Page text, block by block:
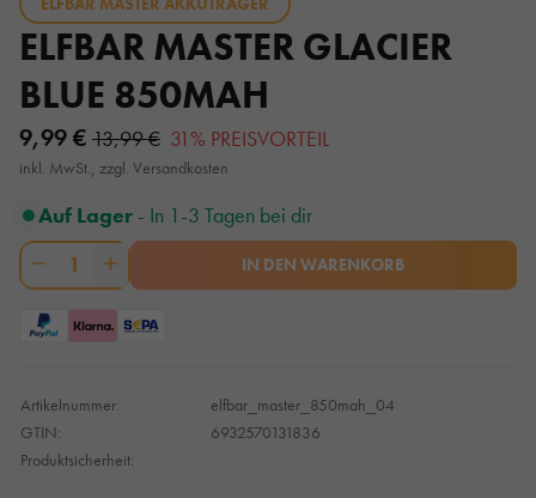
ELFBAR MASTER GLACIER
BLUE 850MAH
9,99 € 13,99 € 31% PREISVORTEIL
inkl. MwSt., zzgl. Versandkosten
Auf Lager - In 1-3 Tagen bei dir
1
IN DEN WARENKORB
Artikelnummer:
elfbar_master_850mah_04
GTIN:
6932570131836
Produktsicherheit: